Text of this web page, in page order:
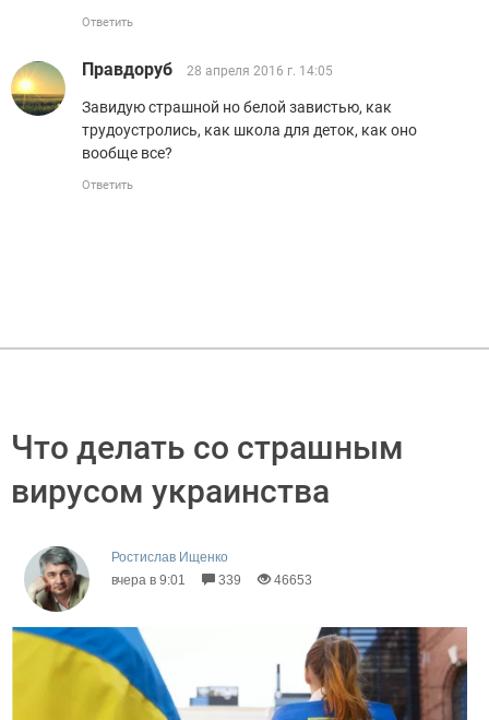
Ответить
Правдоруб 28 апреля 2016 г. 14:05
Завидую страшной но белой завистью, как
трудоустролись, как школа для деток, как оно
вообще все?
Ответить
Что делать со страшным
вирусом украинства
Ростислав Ищенко
вчера в 9:01
339 46653